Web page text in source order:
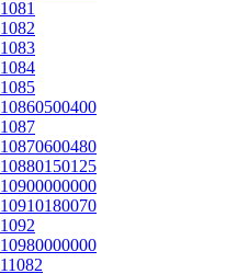
1081
1082
1083
1084
1085
10860500400
1087
10870600480
10880150125
10900000000
10910180070
1092
10980000000
11082